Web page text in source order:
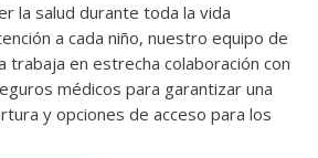
la salud durante toda la vida
a cada niño, nuestro equipo de
trabaja en estrecha colaboración con
médicos para garantizar una
y opciones de acceso para los